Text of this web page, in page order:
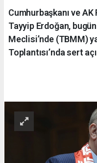
Cumhurbaşkanı ve
Tayyip Erdoğan,
Meclisi’nde (TBMM)
Toplantısı’nda sert